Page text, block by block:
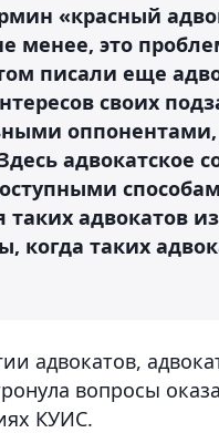
«красный
менее, это
писали еще
своих
оппонентами,
адвокатское
адвокатов
таких
адвокатов,
вопросы
КУИС.